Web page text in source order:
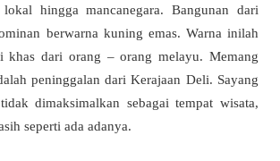
hingga mancanegara. Bangunan dari
berwarna kuning emas. Warna inilah
khas dari orang – orang melayu. Memang
peninggalan dari Kerajaan Deli. Sayang
dimaksimalkan sebagai tempat wisata,
seperti ada adanya.